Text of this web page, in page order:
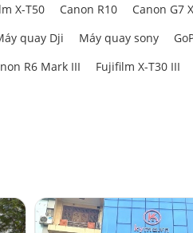
X-T50 Canon R10 Canon G7
quay Dji Máy quay sony
R6 Mark III Fujifilm X-T30 III